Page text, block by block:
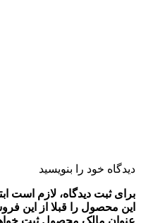
دیدگاه خود را بنویسید
برای ثبت دیدگاه، لازم است
این محصول را قبلا از این
عنوان مالک محصول ثبت